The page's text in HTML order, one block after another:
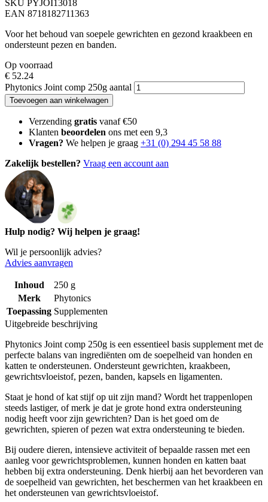
SKU PYJOI13018
EAN 8718182711363
Voor het behoud van soepele gewrichten en gezond kraakbeen en
ondersteunt pezen en banden.
Op voorraad
€ 52.24
Phytonics Joint comp 250g aantal
Toevoegen aan winkelwagen
Verzending gratis vanaf €50
Klanten beoordelen ons met een 9,3
Vragen? We helpen je graag +31 (0) 294 45 58 88
Zakelijk bestellen? Vraag een account aan
Hulp nodig? Wij helpen je graag!
Wil je persoonlijk advies?
Advies aanvragen
Inhoud
250 g
Merk
Phytonics
Toepassing Supplementen
Uitgebreide beschrijving
Phytonics Joint comp 250g is een essentieel basis supplement met de
perfecte balans van ingrediënten om de soepelheid van honden en
katten te ondersteunen. Ondersteunt gewrichten, kraakbeen,
gewrichtsvloeistof, pezen, banden, kapsels en ligamenten.
Staat je hond of kat stijf op uit zijn mand? Wordt het trappenlopen
steeds lastiger, of merk je dat je grote hond extra ondersteuning
nodig heeft voor zijn gewrichten? Dan is het goed om de
gewrichten, spieren of pezen wat extra ondersteuning te bieden.
Bij oudere dieren, intensieve activiteit of bepaalde rassen met een
aanleg voor gewrichtsproblemen, kunnen honden en katten baat
hebben bij extra ondersteuning. Denk hierbij aan het bevorderen van
de soepelheid van gewrichten, het beschermen van het kraakbeen en
het ondersteunen van gewrichtsvloeistof.